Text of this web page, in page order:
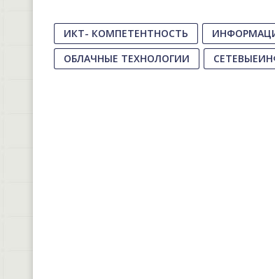
ИКТ- КОМПЕТЕНТНОСТЬ
ОБЛАЧНЫЕ ТЕХНОЛОГИИ